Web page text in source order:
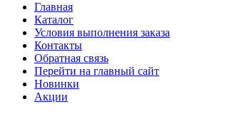
Главная
Каталог
Условия выполнения заказа
Контакты
Обратная связь
Перейти на главный сайт
Новинки
Акции